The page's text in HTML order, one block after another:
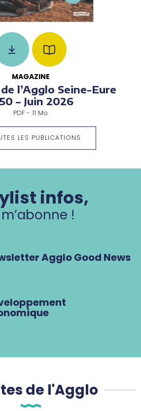
MAGAZINE
l’Agglo Seine-Eure
– Juin 2026
PDF - 11 Mo
LES PUBLICATIONS
infos,
!
Agglo Good News
de l'Agglo